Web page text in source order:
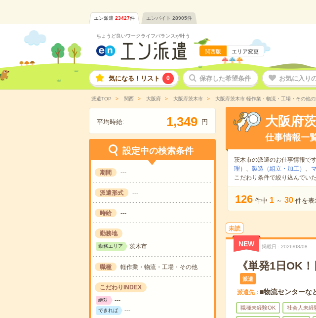
エン派遣 23427件 エンバイト 28905件
ちょうど良いワークライフバランスが叶う
関西版 エリア変更
気になる！リスト 0 保存した希望条件 お気に入り
派遣TOP 関西 大阪府 大阪府茨木市 大阪府茨木市 軽作業・物流・工場・その他
平均時給: 1,349 円
設定中の検索条件
期間 ---
派遣形式 ---
時給 ---
勤務地
勤務エリア 茨木市
職種 軽作業・物流・工場・その他
こだわりINDEX
絶対 ---
できれば ---
大阪府
仕事情報一
茨木市の派遣のお仕事情報で
理） 、 製造（組立・加工） 、
こだわり条件で絞り込んでいた
126 件中 1 ～ 30 件を表
未読
NEW 掲載日 2026/08/08
《単発1日OK
派遣
派遣先 ■物流センター
職種未経験OK 社会人未経